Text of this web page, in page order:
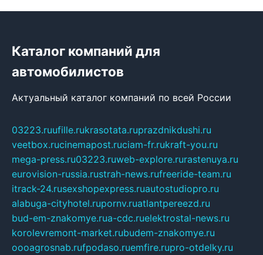
Каталог компаний для
автомобилистов
Актуальный каталог компаний по всей России
03223.ruufille.rukrasotata.ruprazdnikdushi.ru
veetbox.rucinemapost.ruciam-fr.rukraft-you.ru
mega-press.ru03223.ruweb-explore.rurastenuya.ru
eurovision-russia.rustrah-news.rufreeride-team.ru
itrack-24.rusexshopexpress.ruautostudiopro.ru
alabuga-cityhotel.rupornv.ruatlantpereezd.ru
bud-em-znakomye.rua-cdc.ruelektrostal-news.ru
korolevremont-market.rubudem-znakomye.ru
oooagrosnab.rufpodaso.ruemfire.rupro-otdelky.ru